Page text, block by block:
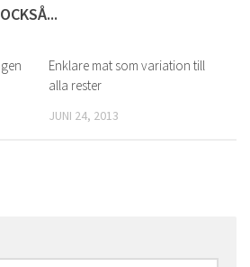
Enklare mat som variation till
alla rester
JUNI 24, 2013